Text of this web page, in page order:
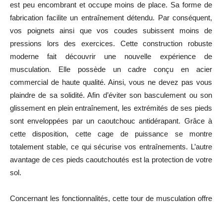
est peu encombrant et occupe moins de place. Sa forme de
fabrication facilite un entraînement détendu. Par conséquent,
vos poignets ainsi que vos coudes subissent moins de
pressions lors des exercices. Cette construction robuste
moderne fait découvrir une nouvelle expérience de
musculation. Elle possède un cadre conçu en acier
commercial de haute qualité. Ainsi, vous ne devez pas vous
plaindre de sa solidité. Afin d’éviter son basculement ou son
glissement en plein entraînement, les extrémités de ses pieds
sont enveloppées par un caoutchouc antidérapant. Grâce à
cette disposition, cette cage de puissance se montre
totalement stable, ce qui sécurise vos entraînements. L’autre
avantage de ces pieds caoutchoutés est la protection de votre
sol.
Concernant les fonctionnalités, cette tour de musculation offre